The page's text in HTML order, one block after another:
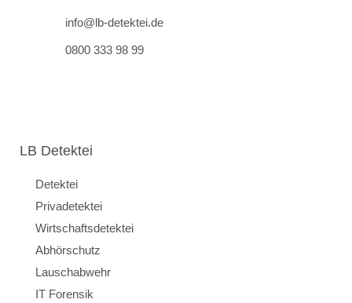
info@lb-detektei.de
0800 333 98 99
LB Detektei
Detektei
Privadetektei
Wirtschaftsdetektei
Abhörschutz
Lauschabwehr
IT Forensik